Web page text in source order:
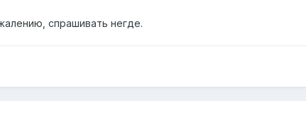
спрашивать негде.